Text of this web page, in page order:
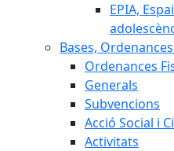
EPIA,
Bases,
Ordenances
Generals
Subvencions
Acció Social i
Activitats